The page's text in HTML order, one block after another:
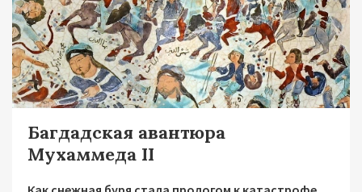
Багдадская авантюра
Мухаммеда II